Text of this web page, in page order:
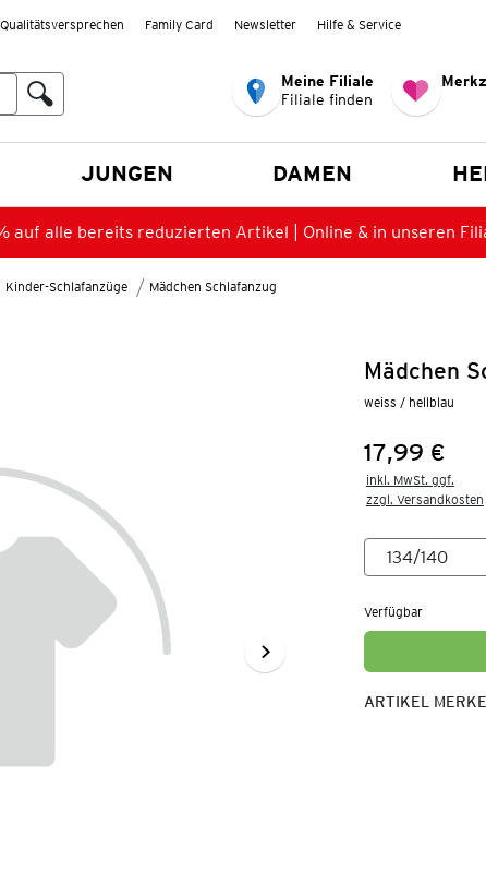
Qualitätsversprechen Family Card Newsletter Hilfe & Service
Meine Filiale
Filiale finden
JUNGEN DAMEN
auf alle bereits reduzierten Artikel | Online & in unseren
Kinder-Schlafanzüge Mädchen Schlafanzug
Mädchen
weiss / hellblau
Preis:
17,99 €
inkl. MwSt. ggf.
zzgl. Versandkosten
Verfügbar
ARTIKEL